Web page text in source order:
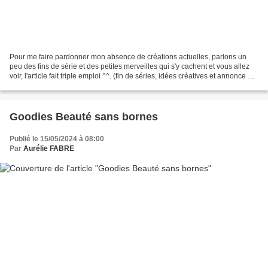
Pour me faire pardonner mon absence de créations actuelles, parlons un
peu des fins de série et des petites merveilles qui s'y cachent et vous allez
voir, l'article fait triple emploi ^^. (fin de séries, idées créatives et annonce de
Goodies Beauté sans bornes
Publié le 15/05/2024 à 08:00
Par Aurélie FABRE